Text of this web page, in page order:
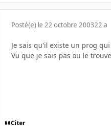
Posté(e) le 22 octobre 200322 a
Je sais qu'il existe un prog
Vu que je sais pas ou le
Citer